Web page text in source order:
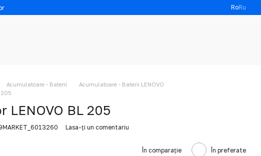
RoRu
Acumulatoare - Baterii
Acumulatoare - Baterii LENOVO
205
LENOVO BL 205
Lasa-ți un comentariu
În comparație În preferate